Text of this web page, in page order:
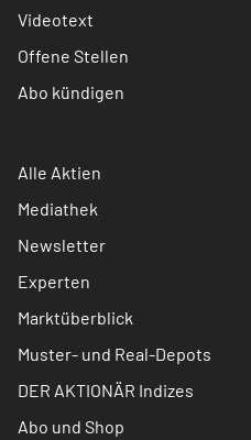
Videotext
Offene Stellen
Abo kündigen
Alle Aktien
Mediathek
Newsletter
Experten
Marktüberblick
Muster- und Real-Depots
DER AKTIONÄR Indizes
Abo und Shop